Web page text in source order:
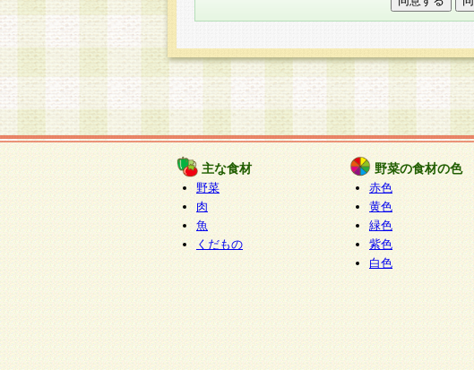
す企業を選定して委託を行い、適切な取り扱
本人からの求めにより、当社が本件により取
知・開示・内容の訂正・追加または削除・利
（以下、総称して「開示等」といいます。）
開示等に応じる窓口は以下になります。
ぱくすく食堂個人情報お客様相談窓口
個人情報を与えることは任意ですが、個人情
合には、当社のサービスの提供、お客様から
い場合がございますのでご了承ください。
主な食材
野菜
肉
魚
くだもの
野菜の食材の色
赤色
黄色
緑色
紫色
白色